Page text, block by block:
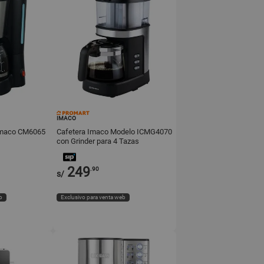
CM6065
IMACO
Cafetera Imaco Modelo ICMG4070
con Grinder para 4 Tazas
s/ 249.90
Exclusivo para venta web